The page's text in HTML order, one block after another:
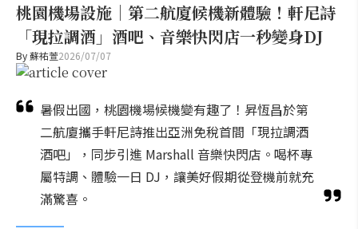
桃園機場設施｜第二航廈候機新體驗！軒尼詩
「現拉調酒」酒吧、音樂快閃店一秒變身DJ
By蘇祐萱2026/07/07
暑假出國，桃園機場候機變有趣了！昇恆昌於第
二航廈攜手軒尼詩推出亞洲免稅首間「現拉調酒
酒吧」，同步引進 Marshall 音樂快閃店。喝杯專
屬特調、體驗一日 DJ，讓美好假期從登機前就充
滿驚喜。